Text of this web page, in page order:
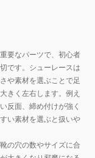
要なパーツで、初心者
です。シューレースは
や素材を選ぶことで足
きく左右します。例え
反面、締め付けが強く
い素材を選ぶと扱いや
の穴の数やサイズに合